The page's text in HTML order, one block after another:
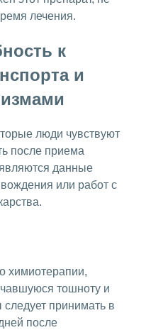
лечения.
к
и
люди чувствуют
после приема
данные
или работ с
химиотерапии,
тошноту и
принимать в
после